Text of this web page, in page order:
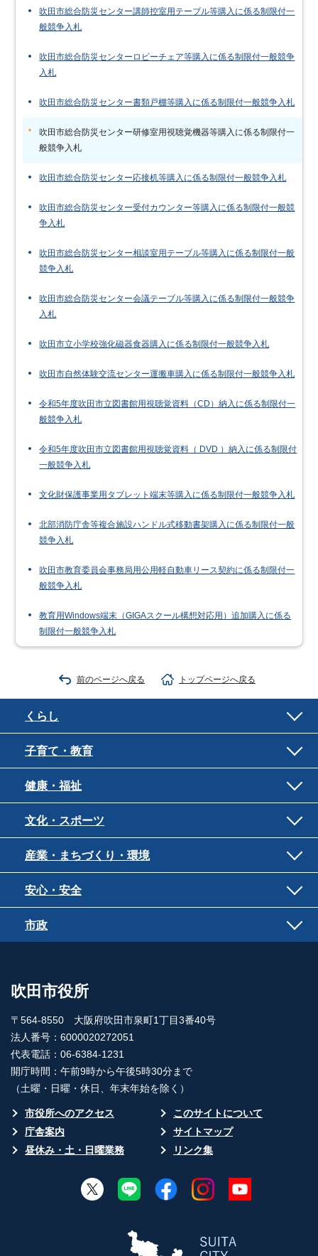
吹田市総合防災センター講師控室用テーブル等購入に係る制限付一
般競争入札
吹田市総合防災センターロビーチェア等購入に係る制限付一般競争
入札
吹田市総合防災センター書類戸棚等購入に係る制限付一般競争入札
吹田市総合防災センター研修室用視聴覚機器等購入に係る制限付一
般競争入札
吹田市総合防災センター応接机等購入に係る制限付一般競争入札
吹田市総合防災センター受付カウンター等購入に係る制限付一般競
争入札
吹田市総合防災センター相談室用テーブル等購入に係る制限付一般
競争入札
吹田市総合防災センター会議テーブル等購入に係る制限付一般競争
入札
吹田市立小学校強化磁器食器購入に係る制限付一般競争入札
吹田市自然体験交流センター運搬車購入に係る制限付一般競争入札
令和5年度吹田市立図書館用視聴覚資料（CD）納入に係る制限付一
般競争入札
令和5年度吹田市立図書館用視聴覚資料（ DVD ）納入に係る制限付
一般競争入札
文化財保護事業用タブレット端末等購入に係る制限付一般競争入札
北部消防庁舎等複合施設ハンドル式移動書架購入に係る制限付一般
競争入札
吹田市教育委員会事務局用公用軽自動車リース契約に係る制限付一
般競争入札
教育用Windows端末（GIGAスクール構想対応用）追加購入に係る
制限付一般競争入札
前のページへ戻る トップページへ戻る
くらし
子育て・教育
健康・福祉
文化・スポーツ
産業・まちづくり・環境
安心・安全
市政
吹田市役所
〒564-8550 大阪府吹田市泉町1丁目3番40号
法人番号：6000020272051
代表電話：06-6384-1231
開庁時間：午前9時から午後5時30分まで
（土曜・日曜・休日、年末年始を除く）
市役所へのアクセス
このサイトについて
庁舎案内
サイトマップ
昼休み・土・日曜業務
リンク集